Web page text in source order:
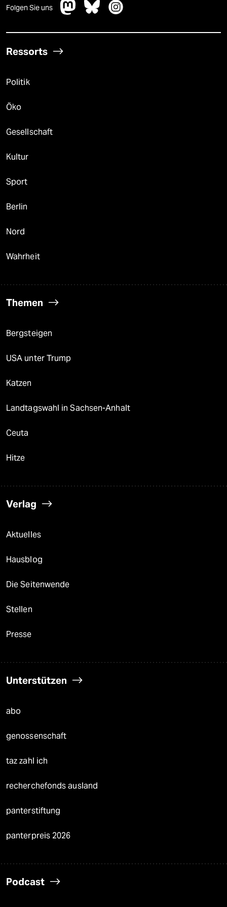
Folgen Sie uns
Ressorts
Politik
Öko
Gesellschaft
Kultur
Sport
Berlin
Nord
Wahrheit
Themen
Bergsteigen
USA unter Trump
Katzen
Landtagswahl in Sachsen-Anhalt
Ceuta
Hitze
Verlag
Aktuelles
Hausblog
Die Seitenwende
Stellen
Presse
Unterstützen
abo
genossenschaft
taz zahl ich
recherchefonds ausland
panterstiftung
panterpreis 2026
Podcast